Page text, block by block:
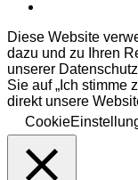
Diese Website
dazu und zu Ihren
unserer
Sie auf „Ich stimme
direkt unsere